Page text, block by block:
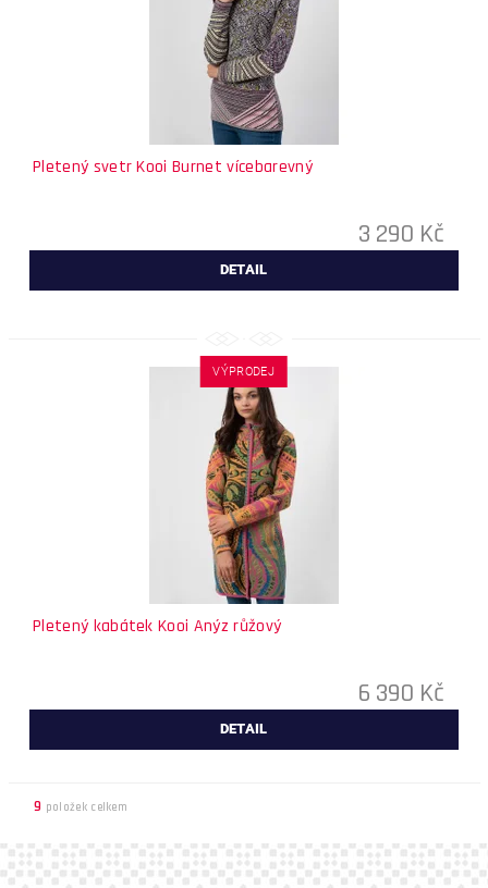
Pletený svetr Kooi Burnet vícebarevný
3 290 Kč
DETAIL
VÝPRODEJ
Pletený kabátek Kooi Anýz růžový
6 390 Kč
DETAIL
9 položek celkem